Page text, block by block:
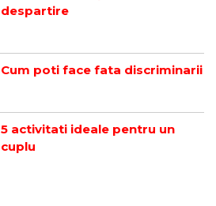
despartire
Cum poti face fata discriminarii
5 activitati ideale pentru un
cuplu